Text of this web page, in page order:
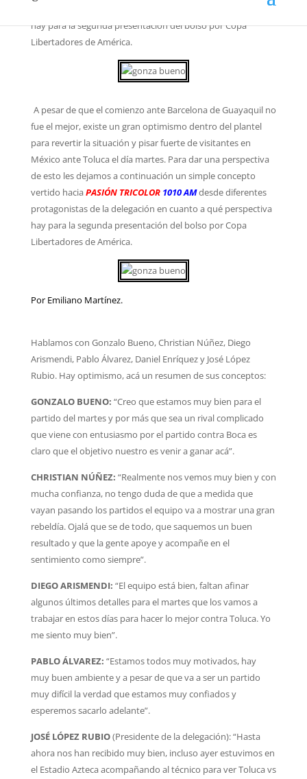
protagonistas de la delegación en cuanto a qué perspectiva
hay para la segunda presentación del bolso por Copa
Libertadores de América.
A pesar de que el comienzo ante Barcelona de Guayaquil no
fue el mejor, existe un gran optimismo dentro del plantel
para revertir la situación y pisar fuerte de visitantes en
México ante Toluca el día martes. Para dar una perspectiva
de esto les dejamos a continuación un simple concepto
vertido haciaPASIÓN TRICOLOR 1010 AMdesde diferentes
protagonistas de la delegación en cuanto a qué perspectiva
hay para la segunda presentación del bolso por Copa
Libertadores de América.
Por Emiliano Martínez.
Hablamos con Gonzalo Bueno, Christian Núñez, Diego
Arismendi, Pablo Álvarez, Daniel Enríquez y José López
Rubio. Hay optimismo, acá un resumen de sus conceptos:
GONZALO BUENO: “Creo que estamos muy bien para el
partido del martes y por más que sea un rival complicado
que viene con entusiasmo por el partido contra Boca es
claro que el objetivo nuestro es venir a ganar acá”.
CHRISTIAN NÚÑEZ: “Realmente nos vemos muy bien y con
mucha confianza, no tengo duda de que a medida que
vayan pasando los partidos el equipo va a mostrar una gran
rebeldía. Ojalá que se de todo, que saquemos un buen
resultado y que la gente apoye y acompañe en el
sentimiento como siempre”.
DIEGO ARISMENDI: “El equipo está bien, faltan afinar
algunos últimos detalles para el martes que los vamos a
trabajar en estos días para hacer lo mejor contra Toluca. Yo
me siento muy bien”.
PABLO ÁLVAREZ: “Estamos todos muy motivados, hay
muy buen ambiente y a pesar de que va a ser un partido
muy difícil la verdad que estamos muy confiados y
esperemos sacarlo adelante”.
JOSÉ LÓPEZ RUBIO(Presidente de la delegación): “Hasta
ahora nos han recibido muy bien, incluso ayer estuvimos en
el Estadio Azteca acompañando al técnico para ver Toluca vs